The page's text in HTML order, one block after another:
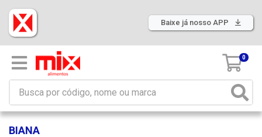
Baixe já nosso APP
0
BIANA